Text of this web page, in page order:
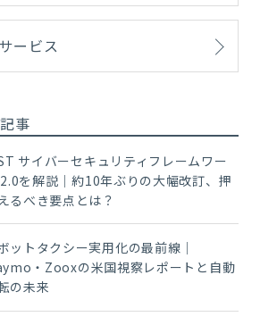
ービス
事
サイバーセキュリティフレームワー
を解説｜約10年ぶりの大幅改訂、押
るべき要点とは？
ットタクシー実用化の最前線｜
・Zooxの米国視察レポートと自動
の未来